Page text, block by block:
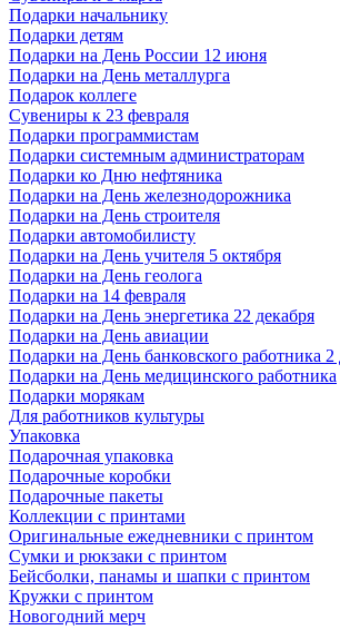
Подарки начальнику
Подарки детям
Подарки на День России 12 июня
Подарки на День металлурга
Подарок коллеге
Сувениры к 23 февраля
Подарки программистам
Подарки системным администраторам
Подарки ко Дню нефтяника
Подарки на День железнодорожника
Подарки на День строителя
Подарки автомобилисту
Подарки на День учителя 5 октября
Подарки на День геолога
Подарки на 14 февраля
Подарки на День энергетика 22 декабря
Подарки на День авиации
Подарки на День банковского работника 2
Подарки на День медицинского работника
Подарки морякам
Для работников культуры
Упаковка
Подарочная упаковка
Подарочные коробки
Подарочные пакеты
Коллекции с принтами
Оригинальные ежедневники с принтом
Сумки и рюкзаки с принтом
Бейсболки, панамы и шапки с принтом
Кружки с принтом
Новогодний мерч